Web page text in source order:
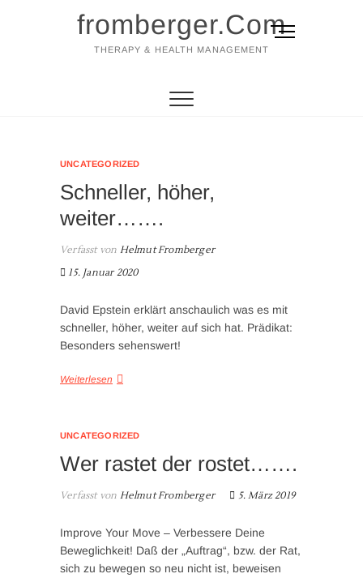
fromberger.Com
THERAPY & HEALTH MANAGEMENT
M
UNCATEGORIZED
Schneller, höher,
weiter…….
Verfasst von Helmut Fromberger
15. Januar 2020
David Epstein erklärt anschaulich was es mit
schneller, höher, weiter auf sich hat. Prädikat:
Besonders sehenswert!
Weiterlesen
UNCATEGORIZED
Wer rastet der rostet…….
Verfasst von Helmut Fromberger 5. März 2019
Improve Your Move – Verbessere Deine
Beweglichkeit! Daß der „Auftrag“, bzw. der Rat,
sich zu bewegen so neu nicht ist, beweisen